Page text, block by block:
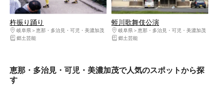
杵振り踊り
岐阜県
恵那・多治見・可児・美濃加茂
郷土芸能
蛭川歌舞伎公演
岐阜県
恵那・多治見・可児・美濃加茂
郷土芸能
恵那・多治見・可児・美濃加茂で人気のスポットから探
す